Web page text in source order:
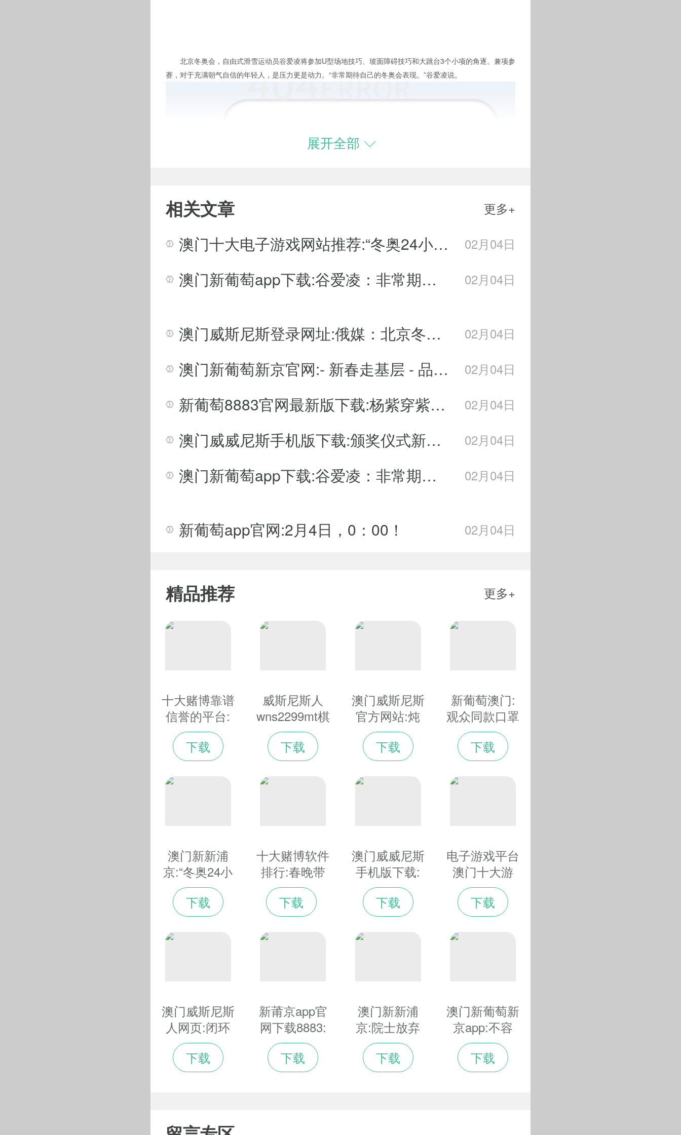
北京冬奥会，自由式滑雪运动员谷爱凌将参加U型场地技巧、坡面障碍技巧和大跳台3个小项的角逐。兼项参
赛，对于充满朝气自信的年轻人，是压力更是动力。“非常期待自己的冬奥会表现。”谷爱凌说。
自从2020年初在冬青奥会大放异彩以来，谷爱凌不断解锁新动作，滑向更高的舞台。2021年1月，她首次参
加世界极限运动会，就收获自由式滑雪U型场地技巧和坡面障碍技巧两个项目的金牌，并在大跳台项目摘铜。两
U型场地技澳门新葡萄app下载巧是谷爱凌最具实力的项目。本赛季，她包揽了世界杯U型场地项目所有分站
赛冠军，并获得了职业生涯首个赛季总冠军的水晶球奖项。在谷爱凌看来，大跳台是自己最弱的一个项目，但20
赛场上翻转腾挪、轻灵飘逸，生活中直来直往、率真活泼，很多人称谷爱凌为“天才少女”。但在她看来，自
己“只有0.1%的天赋”，更多的是对滑雪倾注的热爱。自由式滑雪是一项兼具难度与危险性的极限运动，但她不惧
多年轻人参与到滑雪运澳门新葡萄app下载动中。”谷爱凌说。2月7日，她将在首钢滑雪大跳台迎来冬奥会首秀，
8日是该项目决赛；随后还将转战张家口赛区，参加女澳门新葡萄app下载子坡面障碍技巧和U型场地技巧比赛。
澳门新葡萄app下载
展开全部
相关文章 更多+
澳门十大电子游戏网站推荐:“冬奥24小时”之历史回眸·星星之火 02月04日
澳门新葡萄app下载:谷爱凌：非常期待自己的冬奥会表现-_光明网 02月04日
澳门威斯尼斯登录网址:俄媒：北京冬奥准备工作“无懈可击” 02月04日
澳门新葡萄新京官网:- 新春走基层 - 品味历史迎冬奥 中外记者走进中国铁道博物馆感受“中国速度”[组图] _ 图片中国- 02月04日
新葡萄8883官网最新版下载:杨紫穿紫色虎衣送祝福 扎麻花辫拿"虎福"俏皮可爱心意足 02月04日
澳门威威尼斯手机版下载:颁奖仪式新增“温情”环节：获奖运动员可现场与家人分享“高光时刻” 02月04日
澳门新葡萄app下载:谷爱凌：非常期待自己的冬奥会表现-_光明网 02月04日
新葡萄app官网:2月4日，0：00！ 02月04日
精品推荐 更多+
十大赌博靠谱
信誉的平台:
神舟十三号航
天员乘组为北
京冬奥会送祝
下载
威斯尼斯人
wns2299mt棋
牌:快看！她
把冬奥会体育
图标演活了！
下载
澳门威斯尼斯
官方网站:炖
肉、熬汤、煮
面的泡沫那到
底是去是留，
能不能吃？
下载
新葡萄澳门:
观众同款口罩
上热搜 春晚
同款“火出圈
儿”
下载
澳门新新浦
京:“冬奥24小
时”之历史回
眸·追梦之路
下载
十大赌博软件
排行:春晚带
货能力太强了
张小斐同款大
衣10分钟售罄
下载
澳门威威尼斯
手机版下载:
正月初一至初
三电影票房达
34.75亿元_新
下载
电子游戏平台
澳门十大游
戏:外卖小姐
姐的留守年：
顾客开心让我
感到工作有价
下载
澳门威斯尼斯
人网页:闭环
记者之家服务
贴心科技感十
足
下载
新莆京app官
网下载8883:
虎年新
春：“街艺福
见·闽韵流
下载
澳门新新浦
京:院士放弃
专利让救命药
一盒仅290元
下载
澳门新葡萄新
京app:不容
易！一张图看
清北京冬奥
情！
下载